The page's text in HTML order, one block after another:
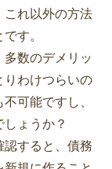
これ以外の方法
す。
数のデメリッ
りわけつらいの
可能ですし、
ょうか？
認すると、債務